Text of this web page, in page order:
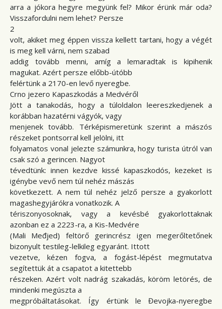
arra a jókora hegyre megyünk fel? Mikor érünk már oda?
Visszafordulni nem lehet? Persze
2
volt, akiket meg éppen vissza kellett tartani, hogy a végét
is meg kell várni, nem szabad
addig tovább menni, amíg a lemaradtak is kipihenik
magukat. Azért persze előbb-útóbb
felértünk a 2170-en levő nyeregbe.
Crno jezero Kapaszkodás a Medvéről
Jött a tanakodás, hogy a túloldalon leereszkedjenek a
korábban hazatérni vágyók, vagy
menjenek tovább. Térképismeretünk szerint a mászós
részeket pontsorral kell jelölni, itt
folyamatos vonal jelezte számunkra, hogy turista útról van
csak szó a gerincen. Nagyot
tévedtünk: innen kezdve kissé kapaszkodós, kezeket is
igénybe vevő nem túl nehéz mászás
következett. A nem túl nehéz jelző persze a gyakorlott
magashegyjárókra vonatkozik. A
tériszonyosoknak, vagy a kevésbé gyakorlottaknak
azonban ez a 2223-ra, a Kis-Medvére
(Mali Međjed) feltörő gerincrész igen megerőltetőnek
bizonyult testileg-lelkileg egyaránt. Ittott
vezetve, kézen fogva, a fogást-lépést megmutatva
segítettük át a csapatot a kitettebb
részeken. Azért volt nadrág szakadás, köröm letörés, de
mindenki megúszta a
megpróbáltatásokat. Így értünk le Đevojka-nyeregbe